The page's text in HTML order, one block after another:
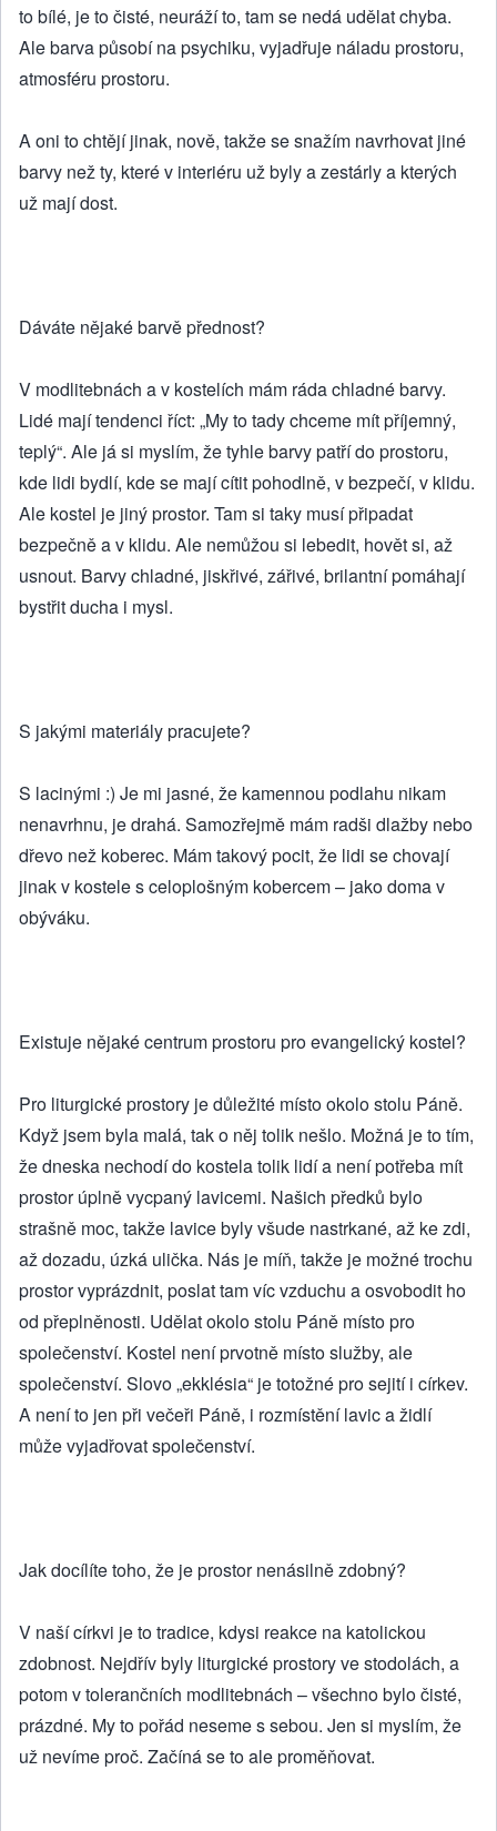
to bílé, je to čisté, neuráží to, tam se nedá udělat chyba.
Ale barva působí na psychiku, vyjadřuje náladu prostoru,
atmosféru prostoru.
A oni to chtějí jinak, nově, takže se snažím navrhovat jiné
barvy než ty, které v interiéru už byly a zestárly a kterých
už mají dost.
Dáváte nějaké barvě přednost?
V modlitebnách a v kostelích mám ráda chladné barvy.
Lidé mají tendenci říct: „My to tady chceme mít příjemný,
teplý“. Ale já si myslím, že tyhle barvy patří do prostoru,
kde lidi bydlí, kde se mají cítit pohodlně, v bezpečí, v klidu.
Ale kostel je jiný prostor. Tam si taky musí připadat
bezpečně a v klidu. Ale nemůžou si lebedit, hovět si, až
usnout. Barvy chladné, jiskřivé, zářivé, brilantní pomáhají
bystřit ducha i mysl.
S jakými materiály pracujete?
S lacinými :) Je mi jasné, že kamennou podlahu nikam
nenavrhnu, je drahá. Samozřejmě mám radši dlažby nebo
dřevo než koberec. Mám takový pocit, že lidi se chovají
jinak v kostele s celoplošným kobercem – jako doma v
obýváku.
Existuje nějaké centrum prostoru pro evangelický kostel?
Pro liturgické prostory je důležité místo okolo stolu Páně.
Když jsem byla malá, tak o něj tolik nešlo. Možná je to tím,
že dneska nechodí do kostela tolik lidí a není potřeba mít
prostor úplně vycpaný lavicemi. Našich předků bylo
strašně moc, takže lavice byly všude nastrkané, až ke zdi,
až dozadu, úzká ulička. Nás je míň, takže je možné trochu
prostor vyprázdnit, poslat tam víc vzduchu a osvobodit ho
od přeplněnosti. Udělat okolo stolu Páně místo pro
společenství. Kostel není prvotně místo služby, ale
společenství. Slovo „ekklésia“ je totožné pro sejití i církev.
A není to jen při večeři Páně, i rozmístění lavic a židlí
může vyjadřovat společenství.
Jak docílíte toho, že je prostor nenásilně zdobný?
V naší církvi je to tradice, kdysi reakce na katolickou
zdobnost. Nejdřív byly liturgické prostory ve stodolách, a
potom v tolerančních modlitebnách – všechno bylo čisté,
prázdné. My to pořád neseme s sebou. Jen si myslím, že
už nevíme proč. Začíná se to ale proměňovat.